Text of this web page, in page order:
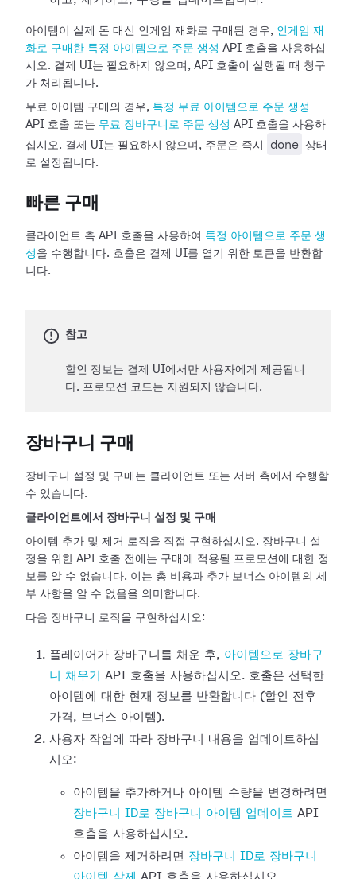
아이템이 실제 돈 대신 인게임 재화로 구매된 경우, 인게임 재
화로 구매한 특정 아이템으로 주문 생성 API 호출을 사용하십
시오. 결제 UI는 필요하지 않으며, API 호출이 실행될 때 청구
가 처리됩니다.
무료 아이템 구매의 경우, 특정 무료 아이템으로 주문 생성
API 호출 또는 무료 장바구니로 주문 생성 API 호출을 사용하
십시오. 결제 UI는 필요하지 않으며, 주문은 즉시
done 상태
로 설정됩니다.
빠른 구매
클라이언트 측 API 호출을 사용하여 특정 아이템으로 주문 생
성 을 수행합니다. 호출은 결제 UI를 열기 위한 토큰을 반환합
니다.
참고
할인 정보는 결제 UI에서만 사용자에게 제공됩니
다. 프로모션 코드는 지원되지 않습니다.
장바구니 구매
장바구니 설정 및 구매는 클라이언트 또는 서버 측에서 수행할
수 있습니다.
클라이언트에서 장바구니 설정 및 구매
아이템 추가 및 제거 로직을 직접 구현하십시오. 장바구니 설
정을 위한 API 호출 전에는 구매에 적용될 프로모션에 대한 정
보를 알 수 없습니다. 이는 총 비용과 추가 보너스 아이템의 세
부 사항을 알 수 없음을 의미합니다.
다음 장바구니 로직을 구현하십시오:
플레이어가 장바구니를 채운 후, 아이템으로 장바구
니 채우기
API 호출을 사용하십시오. 호출은 선택한
아이템에 대한 현재 정보를 반환합니다 (할인 전후
가격, 보너스 아이템).
사용자 작업에 따라 장바구니 내용을 업데이트하십
시오:
아이템을 추가하거나 아이템 수량을 변경하려면
장바구니 ID로 장바구니 아이템 업데이트 API
호출을 사용하십시오.
아이템을 제거하려면 장바구니 ID로 장바구니